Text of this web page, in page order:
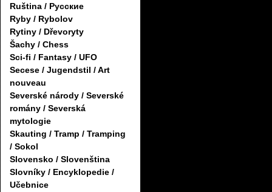
Ruština / Русские
Ryby / Rybolov
Rytiny / Dřevoryty
Šachy / Chess
Sci-fi / Fantasy / UFO
Secese / Jugendstil / Art
nouveau
Severské národy / Severské
romány / Severská
mytologie
Skauting / Tramp / Tramping
/ Sokol
Slovensko / Slovenština
Slovníky / Encyklopedie /
Učebnice